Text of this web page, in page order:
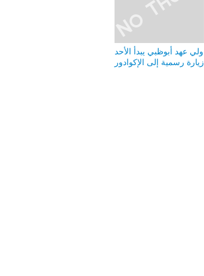
ولي عهد أبوظبي يبدأ الأحد
زيارة رسمية إلى الإكوادور